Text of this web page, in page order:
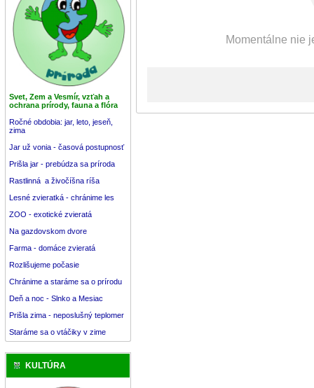
Svet, Zem a Vesmír, vzťah a
ochrana prírody, fauna a flóra
Ročné obdobia: jar, leto, jeseň,
zima
Jar už vonia - časová postupnosť
Prišla jar - prebúdza sa príroda
Rastlinná a živočíšna ríša
Lesné zvieratká - chránime les
ZOO - exotické zvieratá
Na gazdovskom dvore
Farma - domáce zvieratá
Rozlišujeme počasie
Chránime a staráme sa o prírodu
Deň a noc - Slnko a Mesiac
Prišla zima - neposlušný teplomer
Staráme sa o vtáčiky v zime
KULTÚRA
Momentálne nie